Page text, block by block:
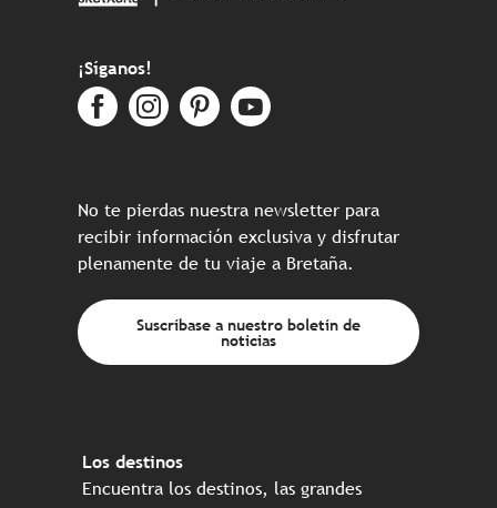
¡Síganos!
No te pierdas nuestra newsletter para
recibir información exclusiva y disfrutar
plenamente de tu viaje a Bretaña.
Suscríbase a nuestro boletín de
noticias
Los destinos
Encuentra los destinos, las grandes